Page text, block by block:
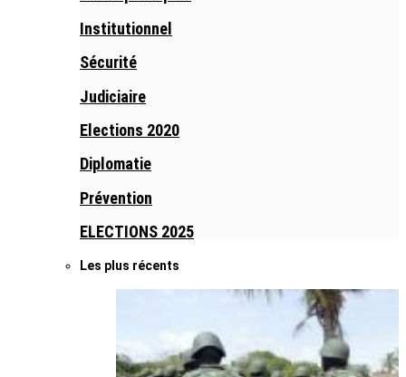
Institutionnel
Sécurité
Judiciaire
Elections 2020
Diplomatie
Prévention
ELECTIONS 2025
Les plus récents